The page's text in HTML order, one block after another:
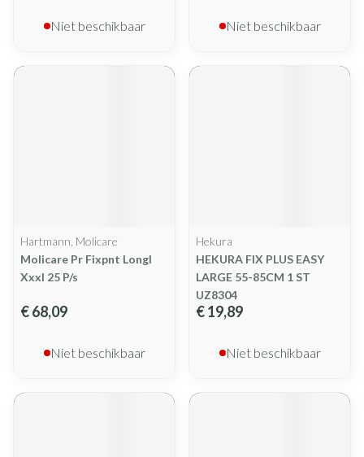
Niet beschikbaar Niet beschikbaar
Hartmann, Molicare
Molicare Pr Fixpnt Longl
Xxxl 25 P/s
€ 68,09
Niet beschikbaar
Hekura
HEKURA FIX PLUS EASY
LARGE 55-85CM 1 ST
UZ8304
€ 19,89
Niet beschikbaar